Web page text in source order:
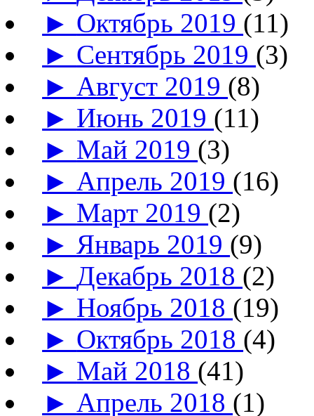
► Октябрь 2019 (11)
► Сентябрь 2019 (3)
► Август 2019 (8)
► Июнь 2019 (11)
► Май 2019 (3)
► Апрель 2019 (16)
► Март 2019 (2)
► Январь 2019 (9)
►Декабрь 2018 (2)
► Ноябрь 2018 (19)
► Октябрь 2018 (4)
► Май 2018 (41)
► Апрель 2018 (1)